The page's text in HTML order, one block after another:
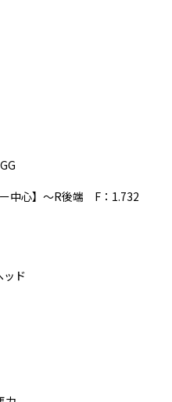
中心】～R後端 F：1.732
ッド